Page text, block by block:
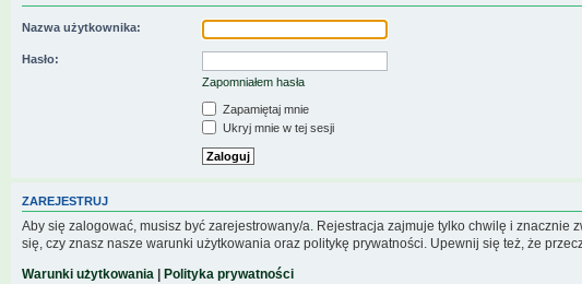
Nazwa użytkownika:
Hasło:
Zapomniałem hasła
Zapamiętaj mnie
Ukryj mnie w tej sesji
ZAREJESTRUJ
Aby się zalogować, musisz być zarejestrowany/a. Rejestracja zajmuje tylko chwilę i
się, czy znasz nasze warunki użytkowania oraz politykę prywatności. Upewnij się też, że
Warunki użytkowania
Polityka prywatności